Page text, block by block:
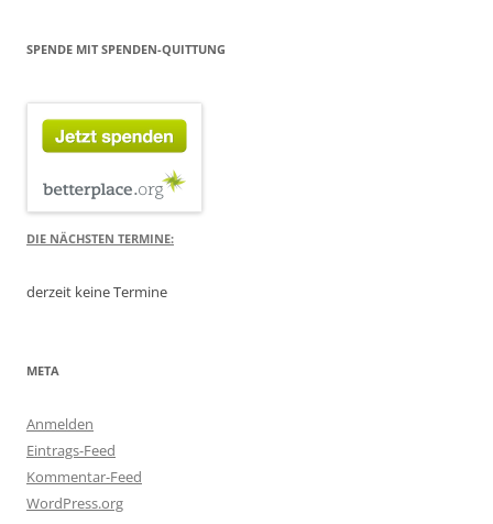
SPENDE MIT SPENDEN-QUITTUNG
DIE NÄCHSTEN TERMINE:
derzeit keine Termine
META
Anmelden
Eintrags-Feed
Kommentar-Feed
WordPress.org